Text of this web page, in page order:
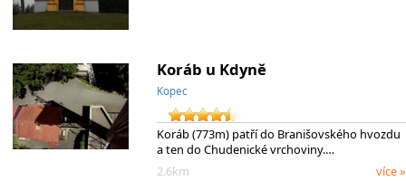
Koráb u Kdyně
Kopec
Koráb (773m) patří do Branišovského hvozdu
a ten do Chudenické vrchoviny.…
2.6km
více »